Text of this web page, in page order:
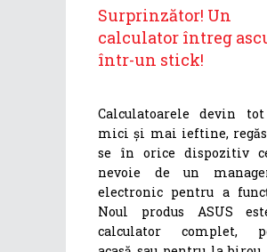
Surprinzător! Un
calculator întreg
într-un stick!
Calculatoarele devin
mici și mai ieftine,
se în orice dispozitiv
nevoie de un
electronic pentru a
Noul produs ASUS
calculator complet,